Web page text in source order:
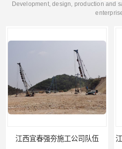
Development, design, production and
江西南昌强夯施工队伍公司 -湖南业峻强夯基础工程